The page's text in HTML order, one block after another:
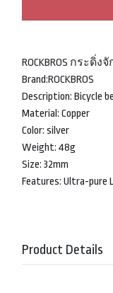
ROCKBROS กระดิ่
Brand:ROCKBROS
Description: Bicycle bell
Material: Copper
Color: silver
Weight: 48g
Size: 32mm
Features: Ultra-pure
Product Details